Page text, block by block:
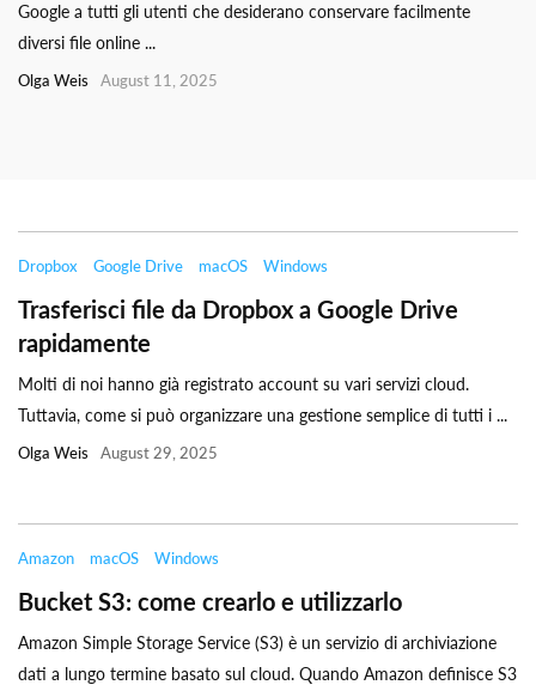
Google a tutti gli utenti che desiderano conservare facilmente
diversi file online ...
Olga Weis August 11, 2025
Dropbox Google Drive macOS Windows
Trasferisci file da Dropbox a Google Drive
rapidamente
Molti di noi hanno già registrato account su vari servizi cloud.
Tuttavia, come si può organizzare una gestione semplice di tutti i ...
Olga Weis August 29, 2025
Amazon macOS Windows
Bucket S3: come crearlo e utilizzarlo
Amazon Simple Storage Service (S3) è un servizio di archiviazione
dati a lungo termine basato sul cloud. Quando Amazon definisce S3